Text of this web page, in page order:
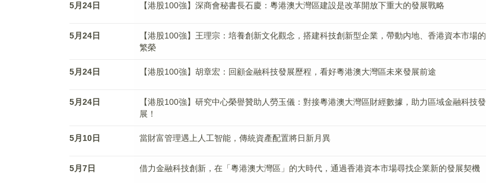
5月24日 【港股100強】深商會秘書長石慶：粵港澳大灣區建設是改革開放下重大的發展戰略
5月24日
【港股100強】王理宗：培養創新文化觀念，搭建科技創新型企業，帶動内地、香港資本市場的
繁榮
5月24日 【港股100強】胡章宏：回顧金融科技發展歷程，看好粵港澳大灣區未來發展前途
5月24日
【港股100強】研究中心榮譽贊助人勞玉儀：對接粵港澳大灣區財經數據，助力區域金融科技發
展！
5月10日 當財富管理遇上人工智能，傳統資產配置將日新月異
5月7日 借力金融科技創新，在「粵港澳大灣區」的大時代，通過香港資本市場尋找企業新的發展契機